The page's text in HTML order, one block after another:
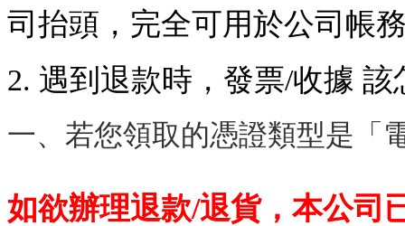
司抬頭，完全可用於公司帳
2. 遇到退款時，發票/收據 該
一、若您領取的憑證類型是「
如欲辦理退款/退貨，本公司